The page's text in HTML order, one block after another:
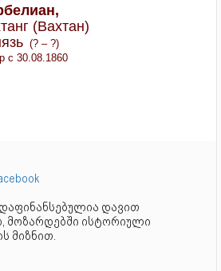
(Вахтан)
(? – ?)
30.08.1860
დავით
მოზარდებში ისტორიული
მიზნით.